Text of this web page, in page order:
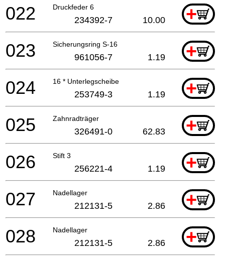
Druckfeder 6 +
022 234392-7 10.00
Sicherungsring S-16 +
023 961056-7 1.19
16 * Unterlegscheibe +
024 253749-3 1.19
Zahnradträger +
025 326491-0 62.83
Stift 3 +
026 256221-4 1.19
Nadellager +
027 212131-5 2.86
Nadellager +
028 212131-5 2.86